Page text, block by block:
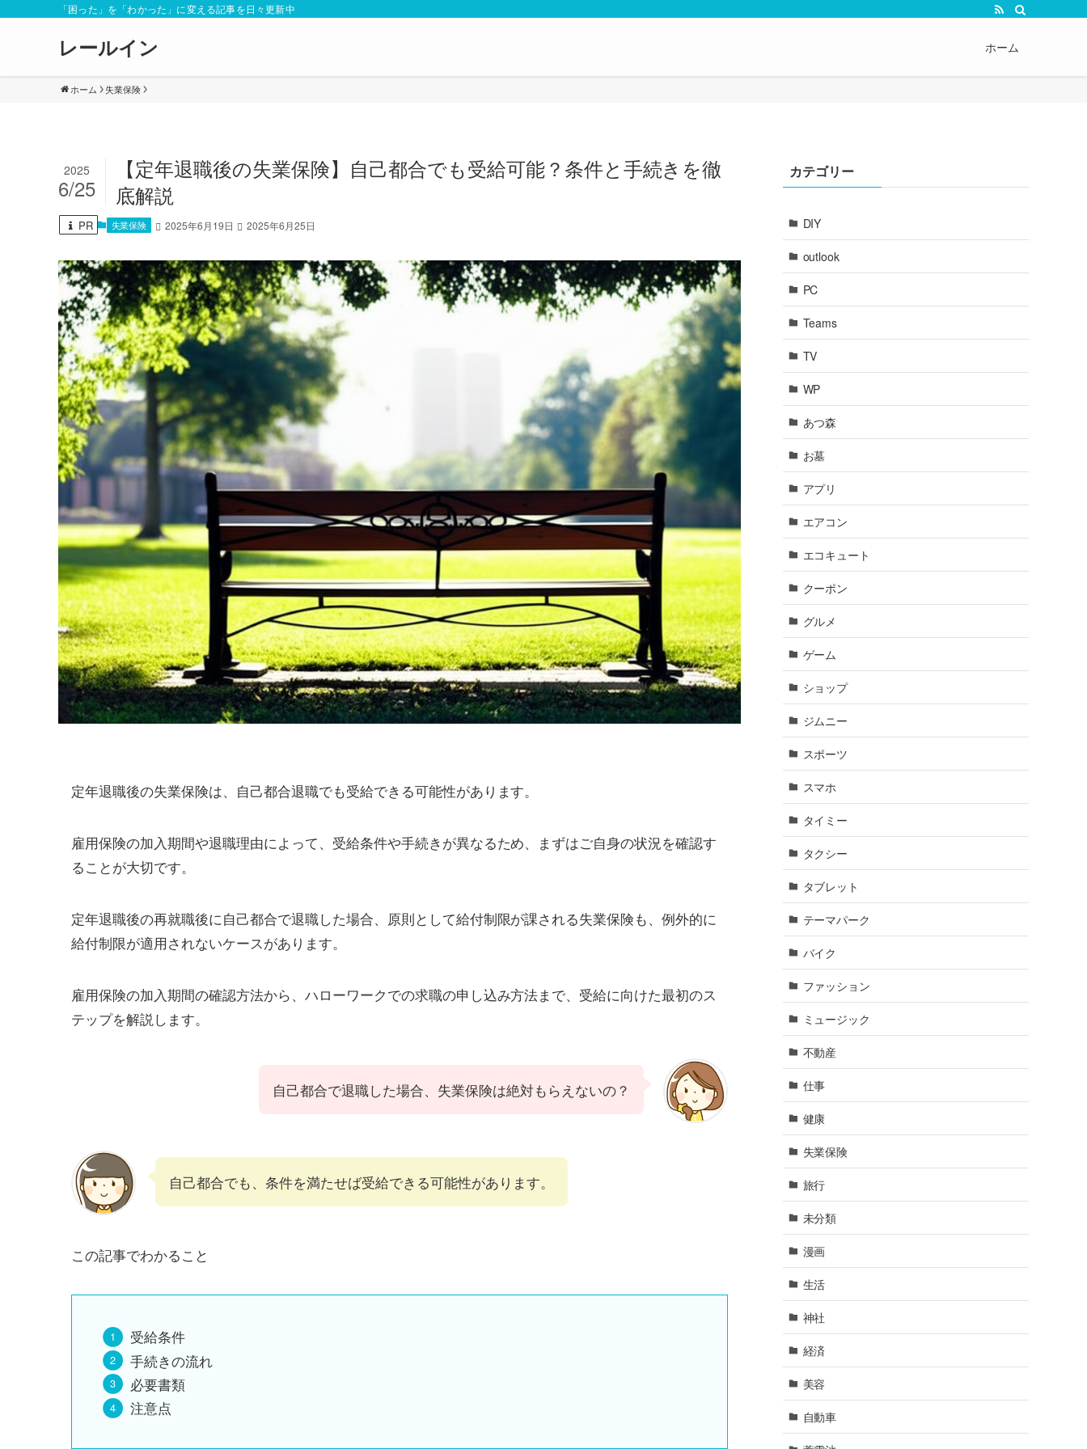
「困った」を「わかった」に変える記事を日々更新中
レールイン ホーム
ホーム 失業保険
【定年退職後の失業保険】自己都合でも受給可能？条件と手続きを徹
底解説
2025
6/25
PR 失業保険 2025年6月19日 2025年6月25日
定年退職後の失業保険は、自己都合退職でも受給できる可能性があります。
雇用保険の加入期間や退職理由によって、受給条件や手続きが異なるため、まずはご自身の状況を確認す
ることが大切です。
定年退職後の再就職後に自己都合で退職した場合、原則として給付制限が課される失業保険も、例外的に
給付制限が適用されないケースがあります。
雇用保険の加入期間の確認方法から、ハローワークでの求職の申し込み方法まで、受給に向けた最初のス
テップを解説します。
自己都合で退職した場合、失業保険は絶対もらえないの？
自己都合でも、条件を満たせば受給できる可能性があります。
この記事でわかること
受給条件
手続きの流れ
必要書類
注意点
カテゴリー
DIY
outlook
PC
Teams
TV
WP
あつ森
お墓
アプリ
エアコン
エコキュート
クーポン
グルメ
ゲーム
ショップ
ジムニー
スポーツ
スマホ
タイミー
タクシー
タブレット
テーマパーク
バイク
ファッション
ミュージック
不動産
仕事
健康
失業保険
旅行
未分類
漫画
生活
神社
経済
美容
自動車